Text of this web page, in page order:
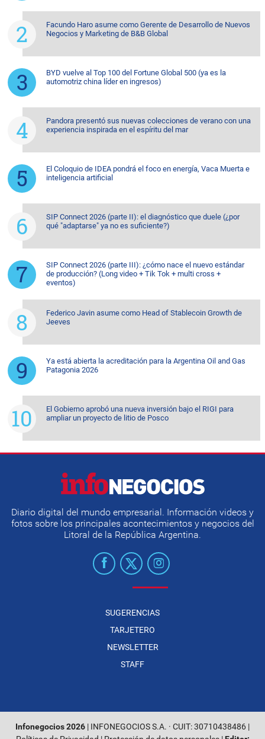
Facundo Haro asume como Gerente de Desarrollo de Nuevos
Negocios y Marketing de B&B Global
BYD vuelve al Top 100 del Fortune Global 500 (ya es la
automotriz china líder en ingresos)
Pandora presentó sus nuevas colecciones de verano con una
experiencia inspirada en el espíritu del mar
El Coloquio de IDEA pondrá el foco en energía, Vaca Muerta e
inteligencia artificial
SIP Connect 2026 (parte II): el diagnóstico que duele (¿por
qué "adaptarse" ya no es suficiente?)
SIP Connect 2026 (parte III): ¿cómo nace el nuevo estándar
de producción? (Long video + Tik Tok + multi cross +
eventos)
Federico Javin asume como Head of Stablecoin Growth de
Jeeves
Ya está abierta la acreditación para la Argentina Oil and Gas
Patagonia 2026
El Gobierno aprobó una nueva inversión bajo el RIGI para
ampliar un proyecto de litio de Posco
Diario digital del mundo empresarial. Información videos y
fotos sobre los principales acontecimientos y negocios del
Litoral de la República Argentina.
SUGERENCIAS
TARJETERO
NEWSLETTER
STAFF
Infonegocios 2026 | INFONEGOCIOS S.A. · CUIT: 30710438486 |